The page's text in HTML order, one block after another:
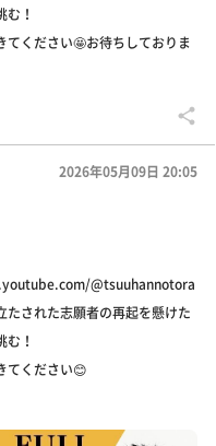
！
ください🤩お待ちしておりま
2026年05月09日 20:05
@tsuuhannotora
たされた志願者の再起を懸けた
！
てください😊